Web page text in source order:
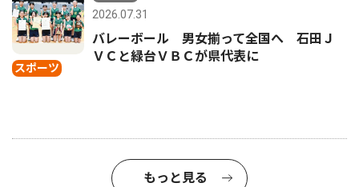
スポーツ
2026.07.31
バレーボール 男女揃って全国へ 石田Ｊ
ＶＣと緑台ＶＢＣが県代表に
もっと見る